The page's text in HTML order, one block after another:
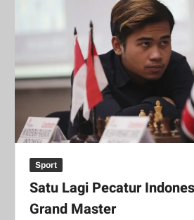
Sport
Satu Lagi Pecatur
Grand Master